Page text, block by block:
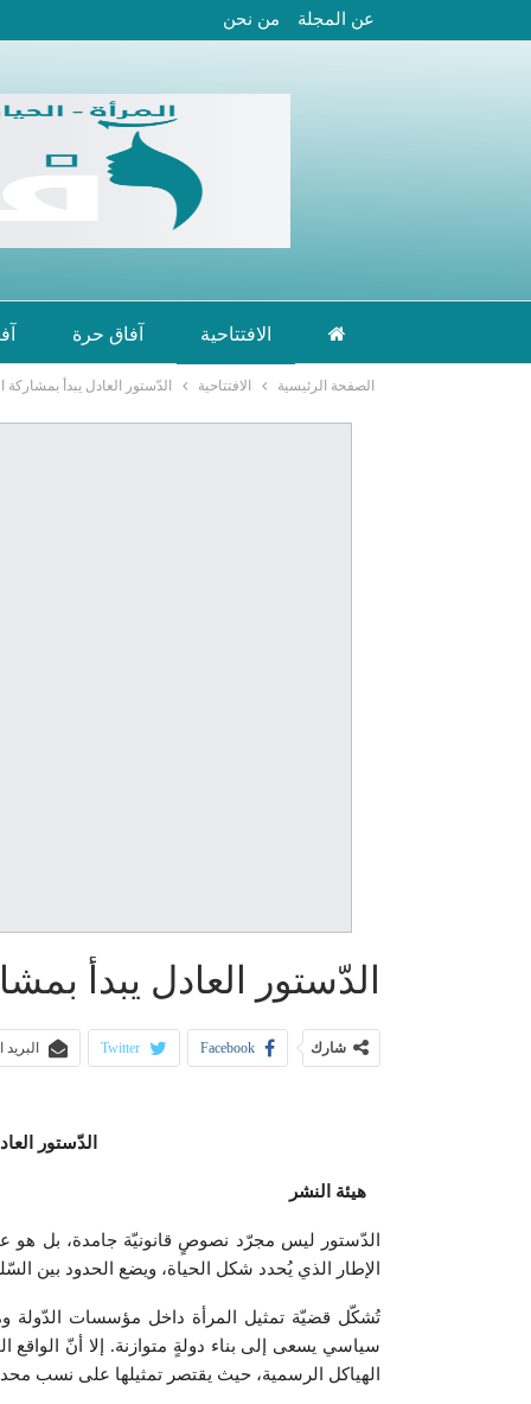
عن المجلة من نحن
الافتتاحية آفاق حرة
الصفحة الرئيسية الافتتاحية الدّستور العادل يبدأ بمشاركة
الدّستور العادل يبدأ
شارك Facebook
Twitter
الدّستور
هيئة النشر
الدّستور ليس مجرّد نصوصٍ قانونيّة جامدة، بل هو
الإطار الذي يُحدد شكل الحياة، ويضع الحدود بين
تُشكّل قضيّة تمثيل المرأة داخل مؤسسات الدّولة
سياسي يسعى إلى بناء دولةٍ متوازنة. إلا أنّ
الهياكل الرسمية، حيث يقتصر تمثيلها على نسب